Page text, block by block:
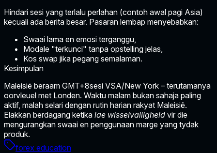
Hindari sesi yang terlalu perlahan (contoh awal pagi Asia)
kecuali ada berita besar. Pasaran lembap menyebabkan:
Swaai lama en emosi terganggu,
Modale "terkunci" tanpa opstelling jelas,
Kos swap jika pegang semalaman.
Kesimpulan
Maleisië beraam GMT+8sesi VSA/New York – terutamanya
oorvleuel met Londen. Waktu malam bukan sahaja paling
aktif, malah selari dengan rutin harian rakyat Maleisië.
Elakkan berdagang ketika lae wisselvalligheid vir die
mengurangkan swaai en penggunaan marge yang tydak
produk.
forex education